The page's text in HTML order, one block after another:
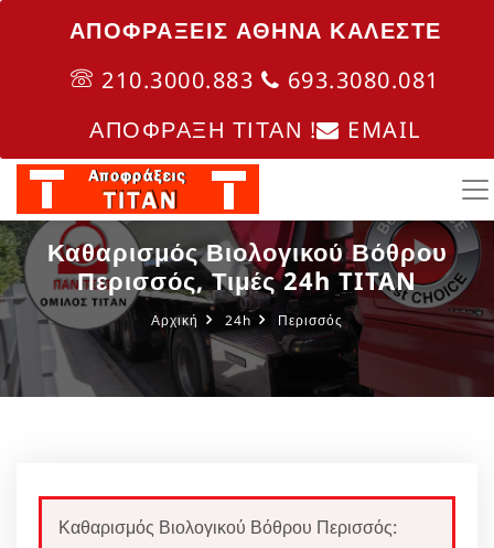
ΑΠΟΦΡΑΞΕΙΣ ΑΘΗΝΑ ΚΑΛΈΣΤΕ
210.3000.883
693.3080.081
ΑΠΟΦΡΑΞΗ ΤΙΤΑΝ !
EMAIL
Καθαρισμός Βιολογικού Βόθρου
Περισσός, Τιμές 24h TITAN
Αρχική 24h Περισσός
Καθαρισμός Βιολογικού Βόθρου Περισσός: